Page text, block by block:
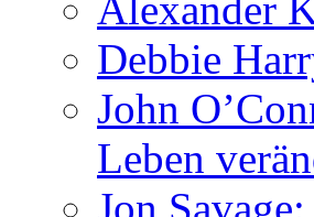
Alexander
Debbie
John
Leben